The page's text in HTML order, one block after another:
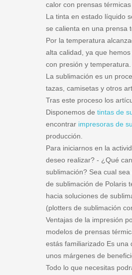
calor con prensas
La tinta en estado líquido
se calienta en una prensa
Por la temperatura
alta calidad, ya que
con presión y temperatura.
La sublimación es un
tazas, camisetas y otros
Tras este proceso los
Disponemos de tintas de
encontrar impresoras de
producción.
Para iniciarnos en la
deseo realizar? - ¿Qué
sublimación? Sea cual
de sublimación de Polaris
hacia soluciones de
(plotters de sublimación
Ventajas de la impresión
modelos de prensas
estás familiarizado Es una
unos márgenes de
Todo lo que necesitas